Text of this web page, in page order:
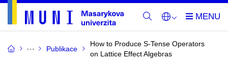
Publikace
How to Produce S-Tense Operators
on Lattice Effect Algebras